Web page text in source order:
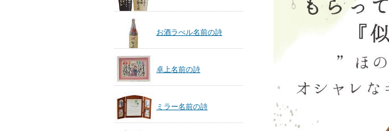
お酒ラべル名前の詩
卓上名前の詩
ミラー名前の詩